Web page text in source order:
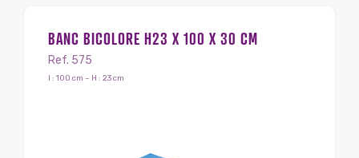
BANC BICOLORE H23 X 100 X 30 CM
Ref. 575
l : 100 cm – H : 23 cm